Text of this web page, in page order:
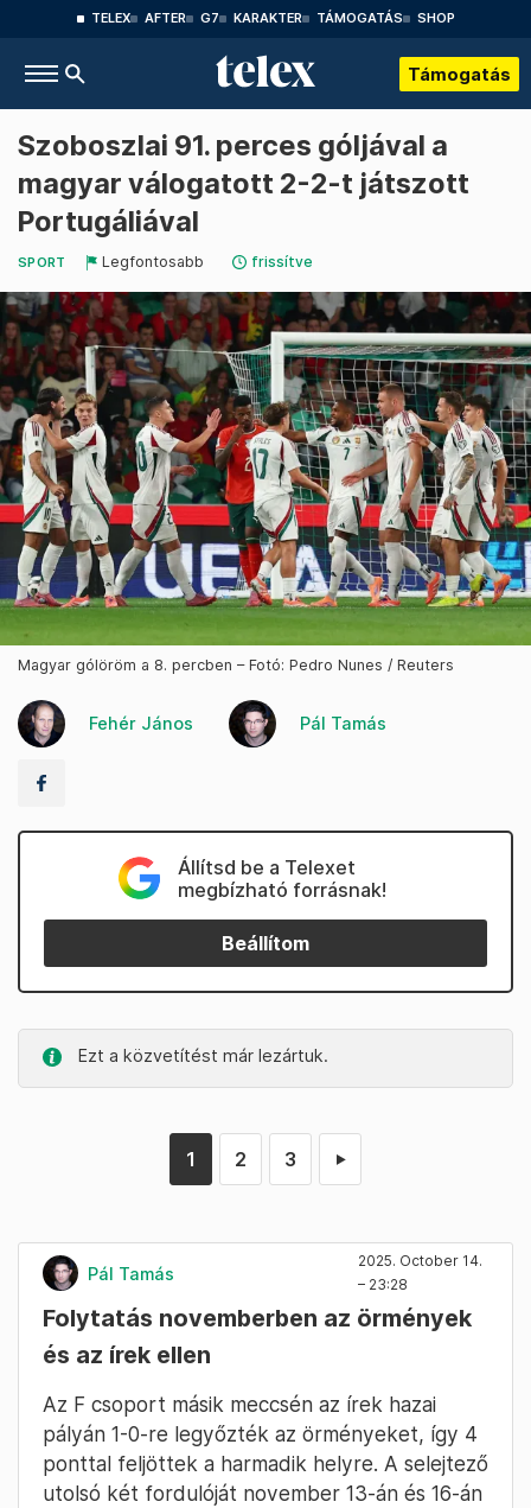
TELEX AFTER G7 KARAKTER TÁMOGATÁS SHOP
Támogatás
Szoboszlai 91. perces góljával a
magyar válogatott 2-2-t játszott
Portugáliával
SPORT Legfontosabb frissítve
Magyar gólöröm a 8. percben – Fotó: Pedro Nunes / Reuters
Fehér János Pál Tamás
Állítsd be a Telexet
megbízható forrásnak!
Beállítom
Ezt a közvetítést már lezártuk.
1 2 3 ►
Pál Tamás
2025. October 14.
– 23:28
Folytatás novemberben az örmények
és az írek ellen
Az F csoport másik meccsén az írek hazai
pályán 1-0-re legyőzték az örményeket, így 4
ponttal feljöttek a harmadik helyre. A selejtező
utolsó két fordulóját november 13-án és 16-án